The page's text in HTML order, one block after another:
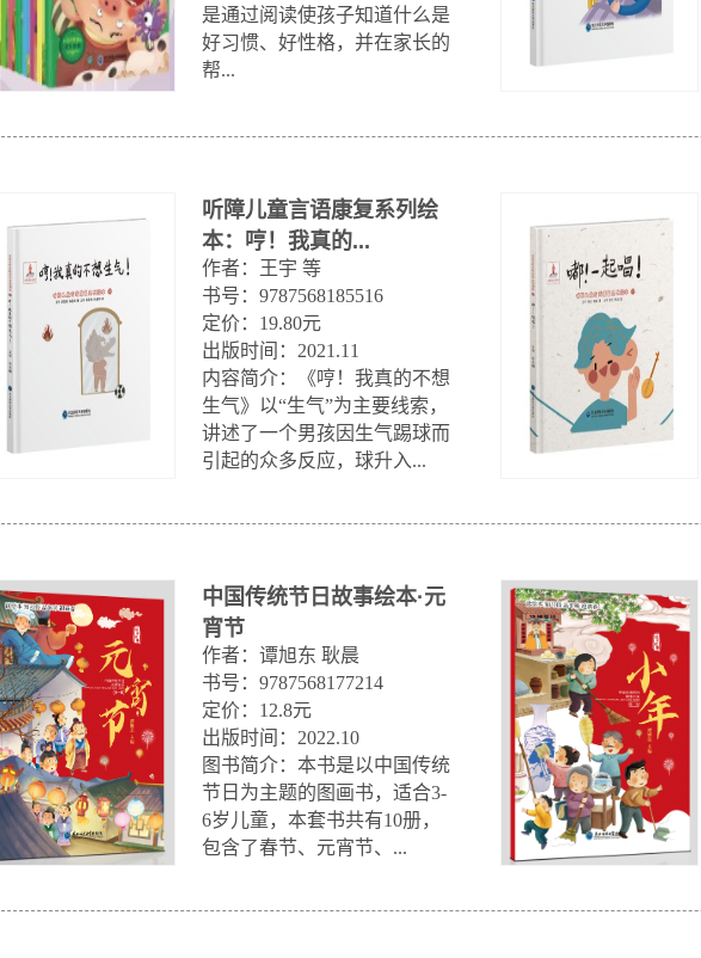
是通过阅读使孩子知道什么是
好习惯、好性格，并在家长的
帮...
听障儿童言语康复系列绘
本：哼！我真的...
作者：王宇 等
书号：9787568185516
定价：19.80元
出版时间：2021.11
内容简介：《哼！我真的不想
生气》以“生气”为主要线索，
讲述了一个男孩因生气踢球而
引起的众多反应，球升入...
中国传统节日故事绘本·元
宵节
作者：谭旭东 耿晨
书号：9787568177214
定价：12.8元
出版时间：2022.10
图书简介：​本书是以中国传统
节日为主题的图画书，适合3-
6岁儿童，本套书共有10册，
包含了春节、元宵节、...